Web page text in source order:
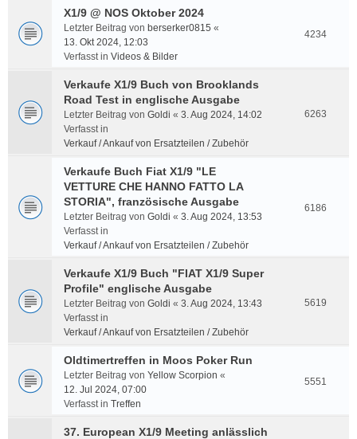
X1/9 @ NOS Oktober 2024
Letzter Beitrag von berserker0815 «
13. Okt 2024, 12:03
Verfasst in Videos & Bilder
4234
Verkaufe X1/9 Buch von Brooklands
Road Test in englische Ausgabe
Letzter Beitrag von Goldi « 3. Aug 2024, 14:02
Verfasst in
Verkauf / Ankauf von Ersatzteilen / Zubehör
6263
Verkaufe Buch Fiat X1/9 "LE
VETTURE CHE HANNO FATTO LA
STORIA", französische Ausgabe
Letzter Beitrag von Goldi « 3. Aug 2024, 13:53
Verfasst in
Verkauf / Ankauf von Ersatzteilen / Zubehör
6186
Verkaufe X1/9 Buch "FIAT X1/9 Super
Profile" englische Ausgabe
Letzter Beitrag von Goldi « 3. Aug 2024, 13:43
Verfasst in
Verkauf / Ankauf von Ersatzteilen / Zubehör
5619
Oldtimertreffen in Moos Poker Run
Letzter Beitrag von Yellow Scorpion «
12. Jul 2024, 07:00
Verfasst in Treffen
5551
37. European X1/9 Meeting anlässlich